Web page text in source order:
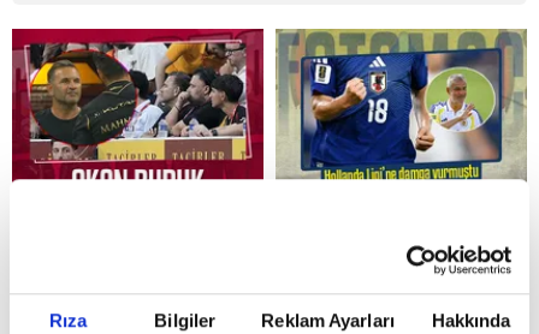
Rıza Bilgiler Reklam Ayarları Hakkında
Reddet